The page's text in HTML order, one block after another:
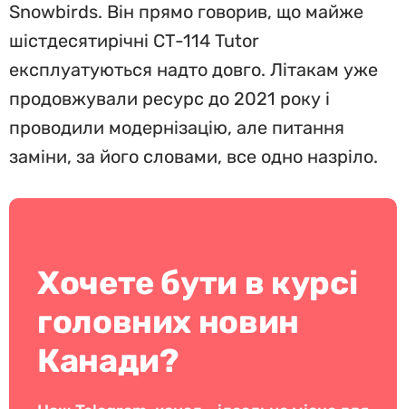
Snowbirds. Він прямо говорив, що майже
шістдесятирічні CT-114 Tutor
експлуатуються надто довго. Літакам уже
продовжували ресурс до 2021 року і
проводили модернізацію, але питання
заміни, за його словами, все одно назріло.
Хочете бути в курсі
головних новин
Канади?